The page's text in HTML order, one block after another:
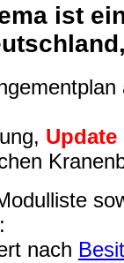
ist
Update
nach